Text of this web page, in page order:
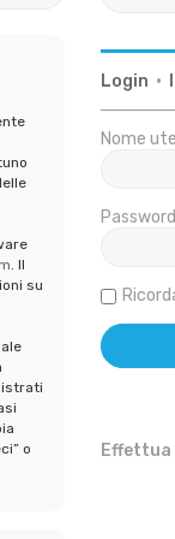
. Il
su
o
Login •
Nome
Effettua